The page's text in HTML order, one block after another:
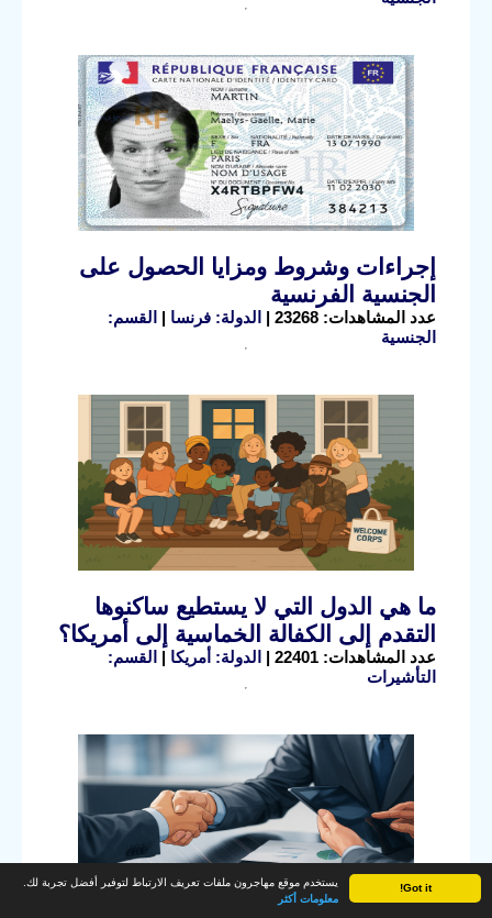
Got it!
يستخدم موقع مهاجرون ملفات تعريف الارتباط لتوفير أفضل تجربة لك.
معلومات أكثر
إجراءات وشروط ومزايا الحصول على
الجنسية الفرنسية
عدد المشاهدات: 23268 | الدولة: فرنسا | القسم:
الجنسية
ما هي الدول التي لا يستطيع ساكنوها
التقدم إلى الكفالة الخماسية إلى أمريكا؟
عدد المشاهدات: 22401 | الدولة: أمريكا | القسم:
التأشيرات